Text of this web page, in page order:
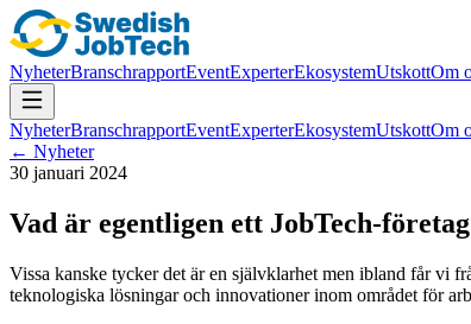
NyheterBranschrapportEventExperterEkosystemUtskottOm
NyheterBranschrapportEventExperterEkosystemUtskottOm
← Nyheter
30 januari 2024
Vad är egentligen ett JobTech-
Vissa kanske tycker det är en självklarhet men ibland får vi
teknologiska lösningar och innovationer inom området för